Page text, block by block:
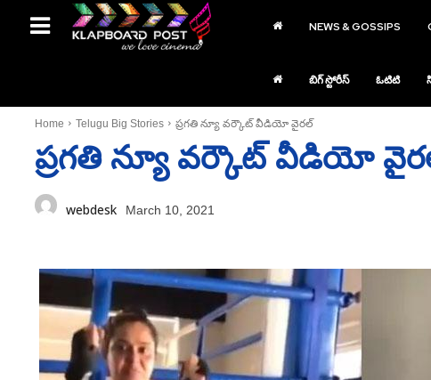
NEWS & GOSSIPS
బిగ్ స్టోరీస్ ఓటిటి
Home Telugu Big Stories ప్రగతి న్యూ వర్కౌట్‌ వీడియో వైరల్‌
ప్రగతి న్యూ వర్కౌట్‌ వీడియో
webdesk March 10, 2021